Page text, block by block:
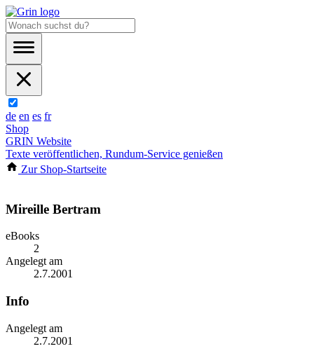
de en es fr
Shop
GRIN Website
Texte veröffentlichen, Rundum-Service genießen
Zur Shop-Startseite
Mireille Bertram
eBooks
2
Angelegt am
2.7.2001
Info
Angelegt am
2.7.2001